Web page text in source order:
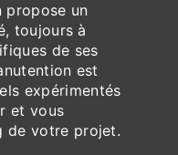
propose un
toujours à
de ses
est
expérimentés
et vous
de votre projet.